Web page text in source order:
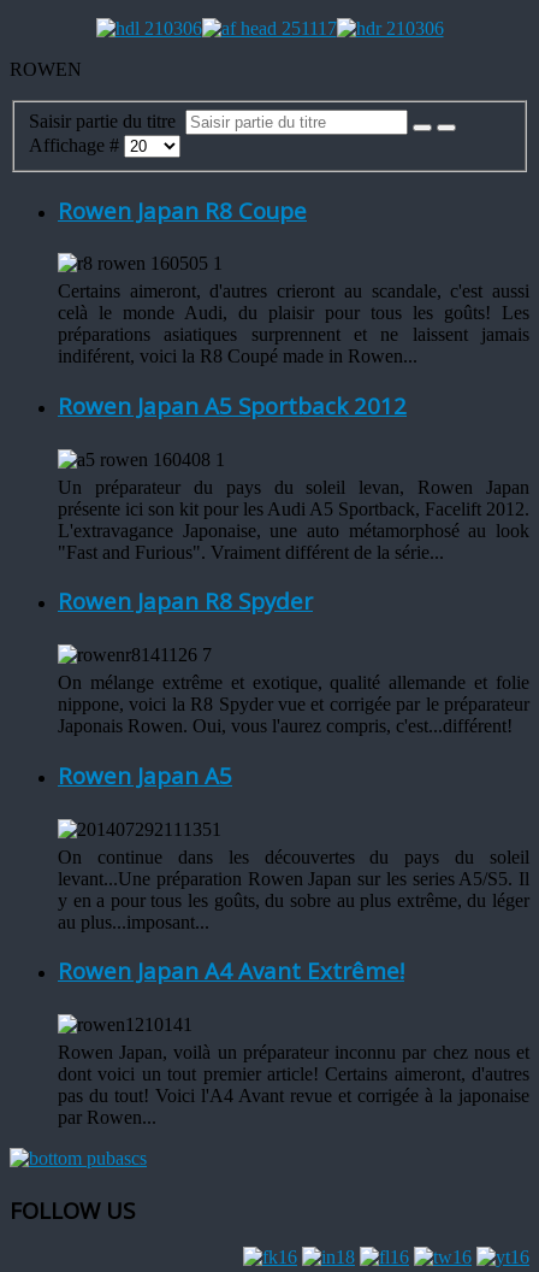
ROWEN
Saisir partie du titre
Affichage #
Rowen Japan R8 Coupe
Certains aimeront, d'autres crieront au scandale, c'est aussi
celà le monde Audi, du plaisir pour tous les goûts! Les
préparations asiatiques surprennent et ne laissent jamais
indiférent, voici la R8 Coupé made in Rowen...
Rowen Japan A5 Sportback 2012
Un préparateur du pays du soleil levan, Rowen Japan
présente ici son kit pour les Audi A5 Sportback, Facelift 2012.
L'extravagance Japonaise, une auto métamorphosé au look
"Fast and Furious". Vraiment différent de la série...
Rowen Japan R8 Spyder
On mélange extrême et exotique, qualité allemande et folie
nippone, voici la R8 Spyder vue et corrigée par le préparateur
Japonais Rowen. Oui, vous l'aurez compris, c'est...différent!
Rowen Japan A5
On continue dans les découvertes du pays du soleil
levant...Une préparation Rowen Japan sur les series A5/S5. Il
y en a pour tous les goûts, du sobre au plus extrême, du léger
au plus...imposant...
Rowen Japan A4 Avant Extrême!
Rowen Japan, voilà un préparateur inconnu par chez nous et
dont voici un tout premier article! Certains aimeront, d'autres
pas du tout! Voici l'A4 Avant revue et corrigée à la japonaise
par Rowen...
FOLLOW US